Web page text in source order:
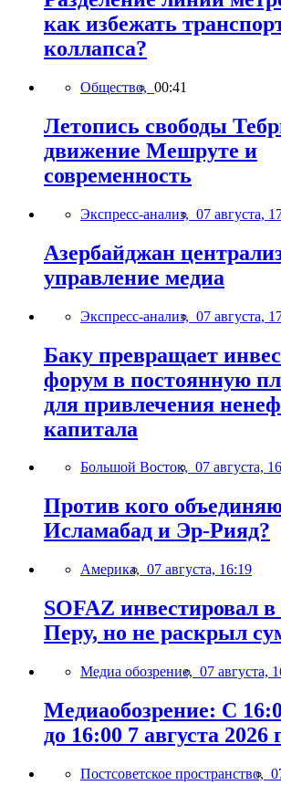
как избежать
коллапса?
Общество, 00:41
Летопись свободы
движение Мешруте и
современность
Экспресс-анализ, 07 августа,
Азербайджан
управление медиа
Экспресс-анализ, 07 августа,
Баку превращает
форум в постоянную
для привлечения
капитала
Большой Восток, 07 августа,
Против кого
Исламабад и Эр-Рияд?
Америка, 07 августа, 16:19
SOFAZ инвестировал в
Перу, но не раскрыл
Медиа обозрение, 07 августа,
Медиаобозрение: С
до 16:00 7 августа 2026
Постсоветское пространство,